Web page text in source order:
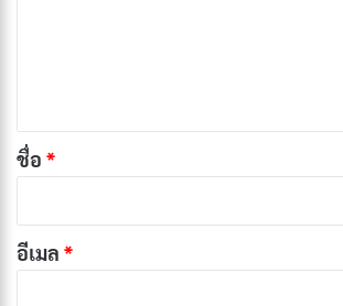
ขนาดจํานวนหนึ่งด้วยอีกจํานวนหนึ่ง มันเป็
ตัวเลขให้กับตัวเองจํานวนหนึ่งครั้ง ตัวอย่า
ข้อเท็จจริงแม่สูตรคูณ
*
ชื่อ *
อีเมล *